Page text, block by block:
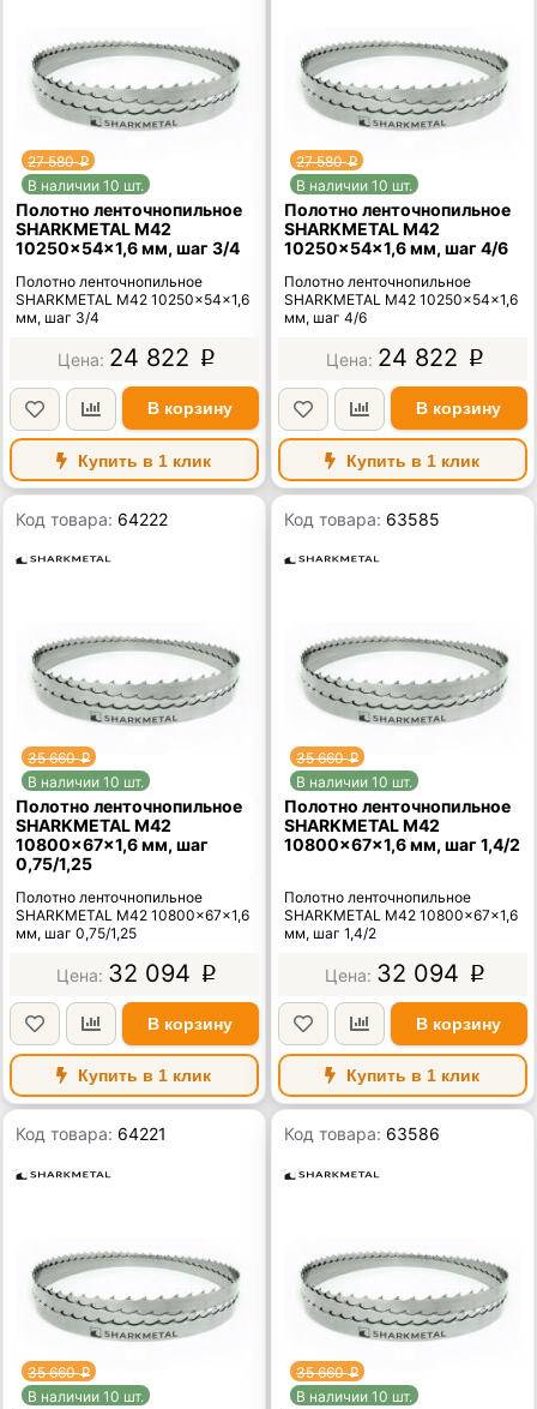
27 580p
В наличии 10 шт.
Полотно ленточнопильное
SHARKMETAL M42
10250×54×1,6 мм, шаг 3/4
Полотно ленточнопильное
SHARKMETAL M42 10250×54×1,6
мм, шаг 3/4
24 822 p
В корзину
Купить в 1 клик
27 580p
В наличии 10 шт.
Полотно ленточнопильное
SHARKMETAL M42
10250×54×1,6 мм, шаг 4/6
Полотно ленточнопильное
SHARKMETAL M42 10250×54×1,6
мм, шаг 4/6
24 822 p
В корзину
Купить в 1 клик
Код товара: 64222
35 660p
В наличии 10 шт.
Полотно ленточнопильное
SHARKMETAL M42
10800×67×1,6 мм, шаг
0,75/1,25
Полотно ленточнопильное
SHARKMETAL M42 10800×67×1,6
мм, шаг 0,75/1,25
32 094 p
В корзину
Купить в 1 клик
Код товара: 63585
35 660p
В наличии 10 шт.
Полотно ленточнопильное
SHARKMETAL M42
10800×67×1,6 мм, шаг 1,4/2
Полотно ленточнопильное
SHARKMETAL M42 10800×67×1,6
мм, шаг 1,4/2
32 094 p
В корзину
Купить в 1 клик
Код товара: 64221
35 660p
В наличии 10 шт.
Код товара: 63586
35 660p
В наличии 10 шт.